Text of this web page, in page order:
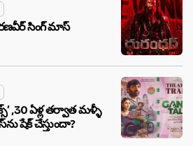
రణవీర్ సింగ్ మాస్
,30 ఏళ్ల తర్వాత మళ్ళీ
షేక్ చేస్తుందా?